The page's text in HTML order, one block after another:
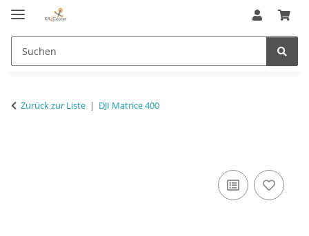
Zurück zur Liste DJI Matrice 400